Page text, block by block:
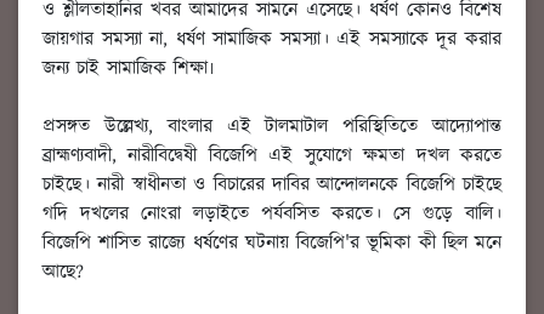
ও শ্লীলতাহানির খবর আমাদের সামনে এসেছে। ধর্ষণ কোনও বিশেষ
জায়গার সমস্যা না, ধর্ষণ সামাজিক সমস্যা। এই সমস্যাকে দূর করার
জন্য চাই সামাজিক শিক্ষা৷
প্রসঙ্গত উল্লেখ্য, বাংলার এই টালমাটাল পরিস্থিতিতে আদ্যোপান্ত
ব্রাহ্মণ্যবাদী, নারীবিদ্বেষী বিজেপি এই সুযোগে ক্ষমতা দখল করতে
চাইছে। নারী স্বাধীনতা ও বিচারের দাবির আন্দোলনকে বিজেপি চাইছে
গদি দখলের নোংরা লড়াইতে পর্যবসিত করতে। সে গুড়ে বালি।
বিজেপি শাসিত রাজ্যে ধর্ষণের ঘটনায় বিজেপি'র ভূমিকা কী ছিল মনে
আছে?